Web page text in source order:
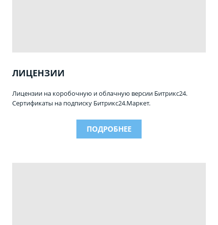
ЛИЦЕНЗИИ
Лицензии на коробочную и облачную версии Битрикс24.
Сертификаты на подписку Битрикс24.Маркет.
ПОДРОБНЕЕ